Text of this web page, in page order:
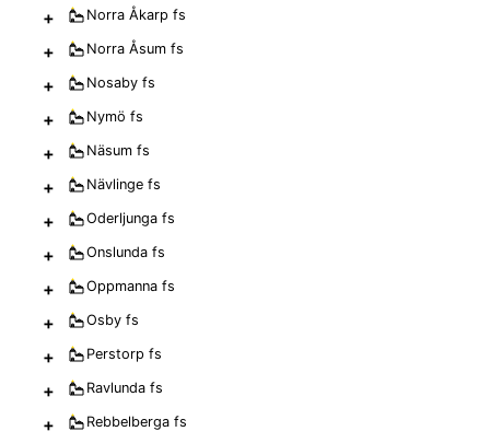
+ Norra Åkarp fs
+ Norra Åsum fs
+ Nosaby fs
+ Nymö fs
+ Näsum fs
+ Nävlinge fs
+ Oderljunga fs
+ Onslunda fs
+ Oppmanna fs
+ Osby fs
+ Perstorp fs
+ Ravlunda fs
+ Rebbelberga fs